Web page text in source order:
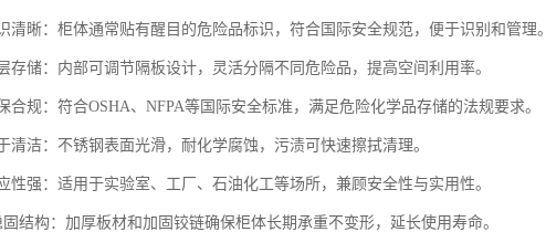
清晰：柜体通常贴有醒目的危险品标识，符合国际安全规范，便于识别和管理。
存储：内部可调节隔板设计，灵活分隔不同危险品，提高空间利用率。
合规：符合OSHA、NFPA等国际安全标准，满足危险化学品存储的法规要求。
清洁：不锈钢表面光滑，耐化学腐蚀，污渍可快速擦拭清理。
性强：适用于实验室、工厂、石油化工等场所，兼顾安全性与实用性。
固结构：加厚板材和加固铰链确保柜体长期承重不变形，延长使用寿命。